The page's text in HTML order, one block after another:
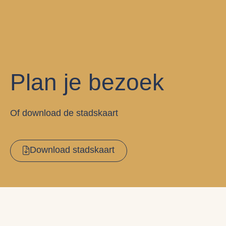
Plan je bezoek
Of download de stadskaart
Download stadskaart